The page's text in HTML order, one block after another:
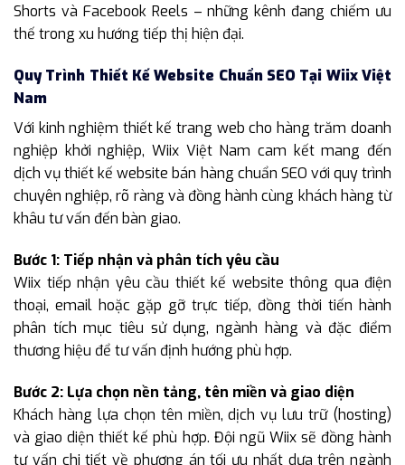
Shorts và Facebook Reels – những kênh đang chiếm ưu
thế trong xu hướng tiếp thị hiện đại.
Quy Trình Thiết Kế Website Chuẩn SEO Tại Wiix Việt
Nam
Với kinh nghiệm thiết kế trang web cho hàng trăm doanh
nghiệp khởi nghiệp, Wiix Việt Nam cam kết mang đến
dịch vụ thiết kế website bán hàng chuẩn SEO với quy trình
chuyên nghiệp, rõ ràng và đồng hành cùng khách hàng từ
khâu tư vấn đến bàn giao.
Bước 1: Tiếp nhận và phân tích yêu cầu
Wiix tiếp nhận yêu cầu thiết kế website thông qua điện
thoại, email hoặc gặp gỡ trực tiếp, đồng thời tiến hành
phân tích mục tiêu sử dụng, ngành hàng và đặc điểm
thương hiệu để tư vấn định hướng phù hợp.
Bước 2: Lựa chọn nền tảng, tên miền và giao diện
Khách hàng lựa chọn tên miền, dịch vụ lưu trữ (hosting)
và giao diện thiết kế phù hợp. Đội ngũ Wiix sẽ đồng hành
tư vấn chi tiết về phương án tối ưu nhất dựa trên ngành